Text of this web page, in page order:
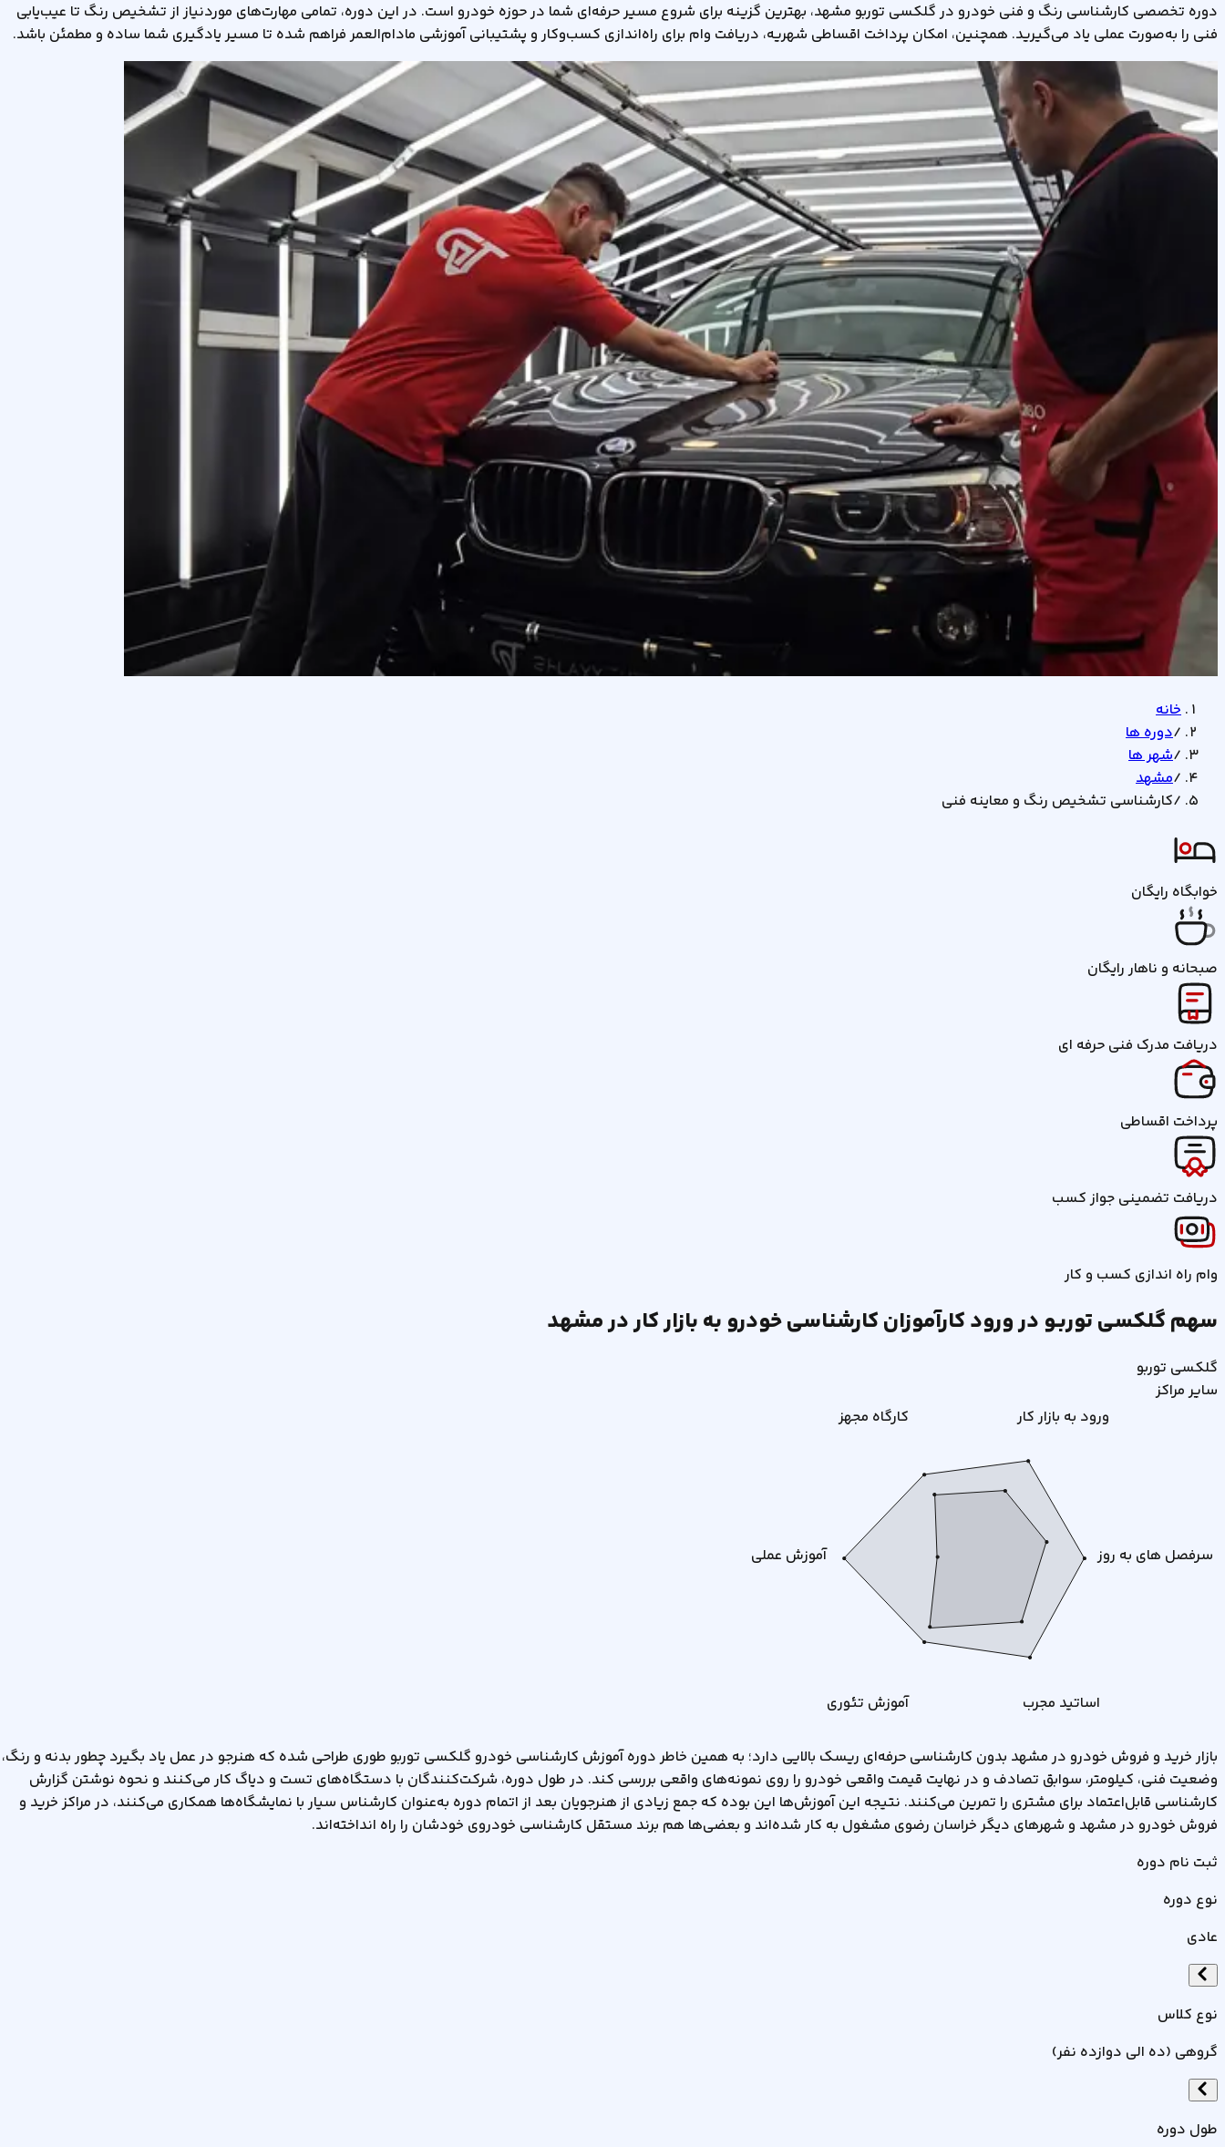
دوره تخصصی کارشناسی رنگ و فنی خودرو در گلکسی توربو مشهد، بهترین گزینه برای شروع مسیر حرفه‌ای شما در حوزه خودرو است. در این دوره، تمامی مهارت‌های موردنیاز از تشخیص رنگ تا عیب‌یابی
فنی را به‌صورت عملی یاد می‌گیرید. همچنین، امکان پرداخت اقساطی شهریه، دریافت وام برای راه‌اندازی کسب‌وکار و پشتیبانی آموزشی مادام‌العمر فراهم شده تا مسیر یادگیری شما ساده و مطمئن باشد.
خانه
/دوره ها
/شهر ها
/مشهد
/کارشناسی تشخیص رنگ و معاینه فنی
خوابگاه رایگان
صبحانه و ناهار رایگان
دریافت مدرک فنی حرفه ای
پرداخت اقساطی
دریافت تضمینی جواز کسب
وام راه اندازی کسب و کار
سهم گلکسی توربـو در ورود کارآموزان کارشناسی خودرو به بازار کار در مشهد
گلکسی توربو
سایر مراکز
ورود به بازار کار
کارگاه مجهز
آموزش تئوری اساتید مجرب
سرفصل های به روز آموزش عملی
بازار خرید و فروش خودرو در مشهد بدون کارشناسی حرفه‌ای ریسک بالایی دارد؛ به همین خاطر دوره آموزش کارشناسی خودرو گلکسی توربو طوری طراحی شده که هنرجو در عمل یاد بگیرد چطور بدنه و رنگ،
وضعیت فنی، کیلومتر، سوابق تصادف و در نهایت قیمت واقعی خودرو را روی نمونه‌های واقعی بررسی کند. در طول دوره، شرکت‌کنندگان با دستگاه‌های تست و دیاگ کار می‌کنند و نحوه نوشتن گزارش
کارشناسی قابل‌اعتماد برای مشتری را تمرین می‌کنند. نتیجه این آموزش‌ها این بوده که جمع زیادی از هنرجویان بعد از اتمام دوره به‌عنوان کارشناس سیار با نمایشگاه‌ها همکاری می‌کنند، در مراکز خرید و
فروش خودرو در مشهد و شهرهای دیگر خراسان رضوی مشغول به کار شده‌اند و بعضی‌ها هم برند مستقل کارشناسی خودروی خودشان را راه انداخته‌اند.
ثبت نام دوره
نوع دوره
عادی
نوع کلاس
گروهی (ده الی دوازده نفر)
طول دوره